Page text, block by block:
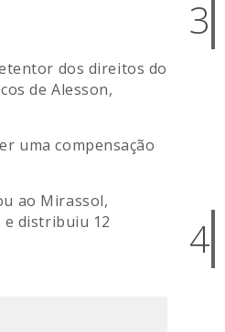
dos direitos do
de Alesson,
uma compensação
ao Mirassol,
e distribuiu 12
3
4